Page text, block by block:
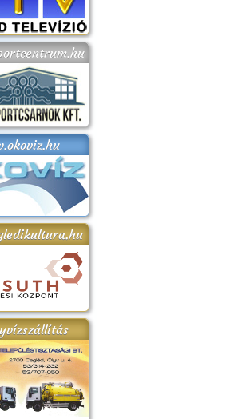
Toborzó
Ünnepély
Szent István Ünnepe
(2017. 08. 20.)